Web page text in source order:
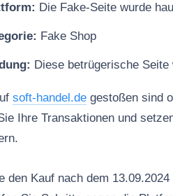
Die Fake-Seite wurde
Fake Shop
Diese betrügerische
soft-handel.de gestoßen sind
Ihre Transaktionen und
den Kauf nach dem